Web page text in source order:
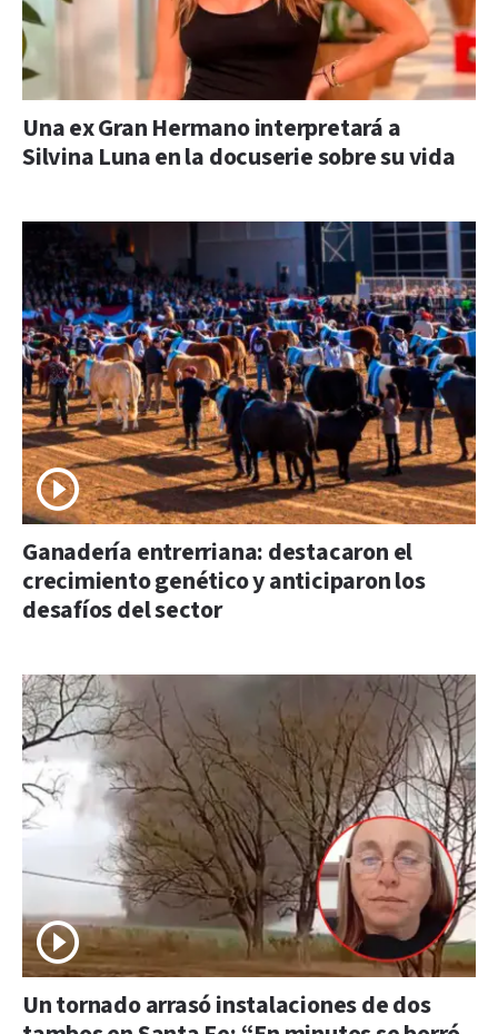
Una ex Gran Hermano interpretará a
Silvina Luna en la docuserie sobre su vida
Ganadería entrerriana: destacaron el
crecimiento genético y anticiparon los
desafíos del sector
Un tornado arrasó instalaciones de dos